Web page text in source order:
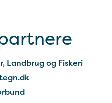
Landbrug og Fiskeri